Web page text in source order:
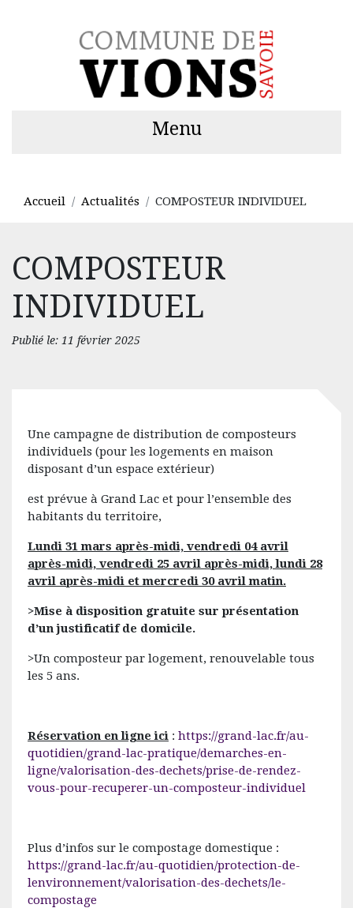
Menu
Accueil Actualités COMPOSTEUR INDIVIDUEL
COMPOSTEUR
INDIVIDUEL
Publié le: 11 février 2025
Une campagne de distribution de composteurs
individuels (pour les logements en maison
disposant d’un espace extérieur)
est prévue à Grand Lac et pour l’ensemble des
habitants du territoire,
Lundi 31 mars après-midi, vendredi 04 avril
après-midi, vendredi 25 avril après-midi, lundi 28
avril après-midi et mercredi 30 avril matin.
>Mise à disposition gratuite sur présentation
d’un justificatif de domicile.
>Un composteur par logement, renouvelable tous
les 5 ans.
Réservation en ligne ici : https://grand-lac.fr/au-
quotidien/grand-lac-pratique/demarches-en-
ligne/valorisation-des-dechets/prise-de-rendez-
vous-pour-recuperer-un-composteur-individuel
Plus d’infos sur le compostage domestique :
https://grand-lac.fr/au-quotidien/protection-de-
lenvironnement/valorisation-des-dechets/le-
compostage